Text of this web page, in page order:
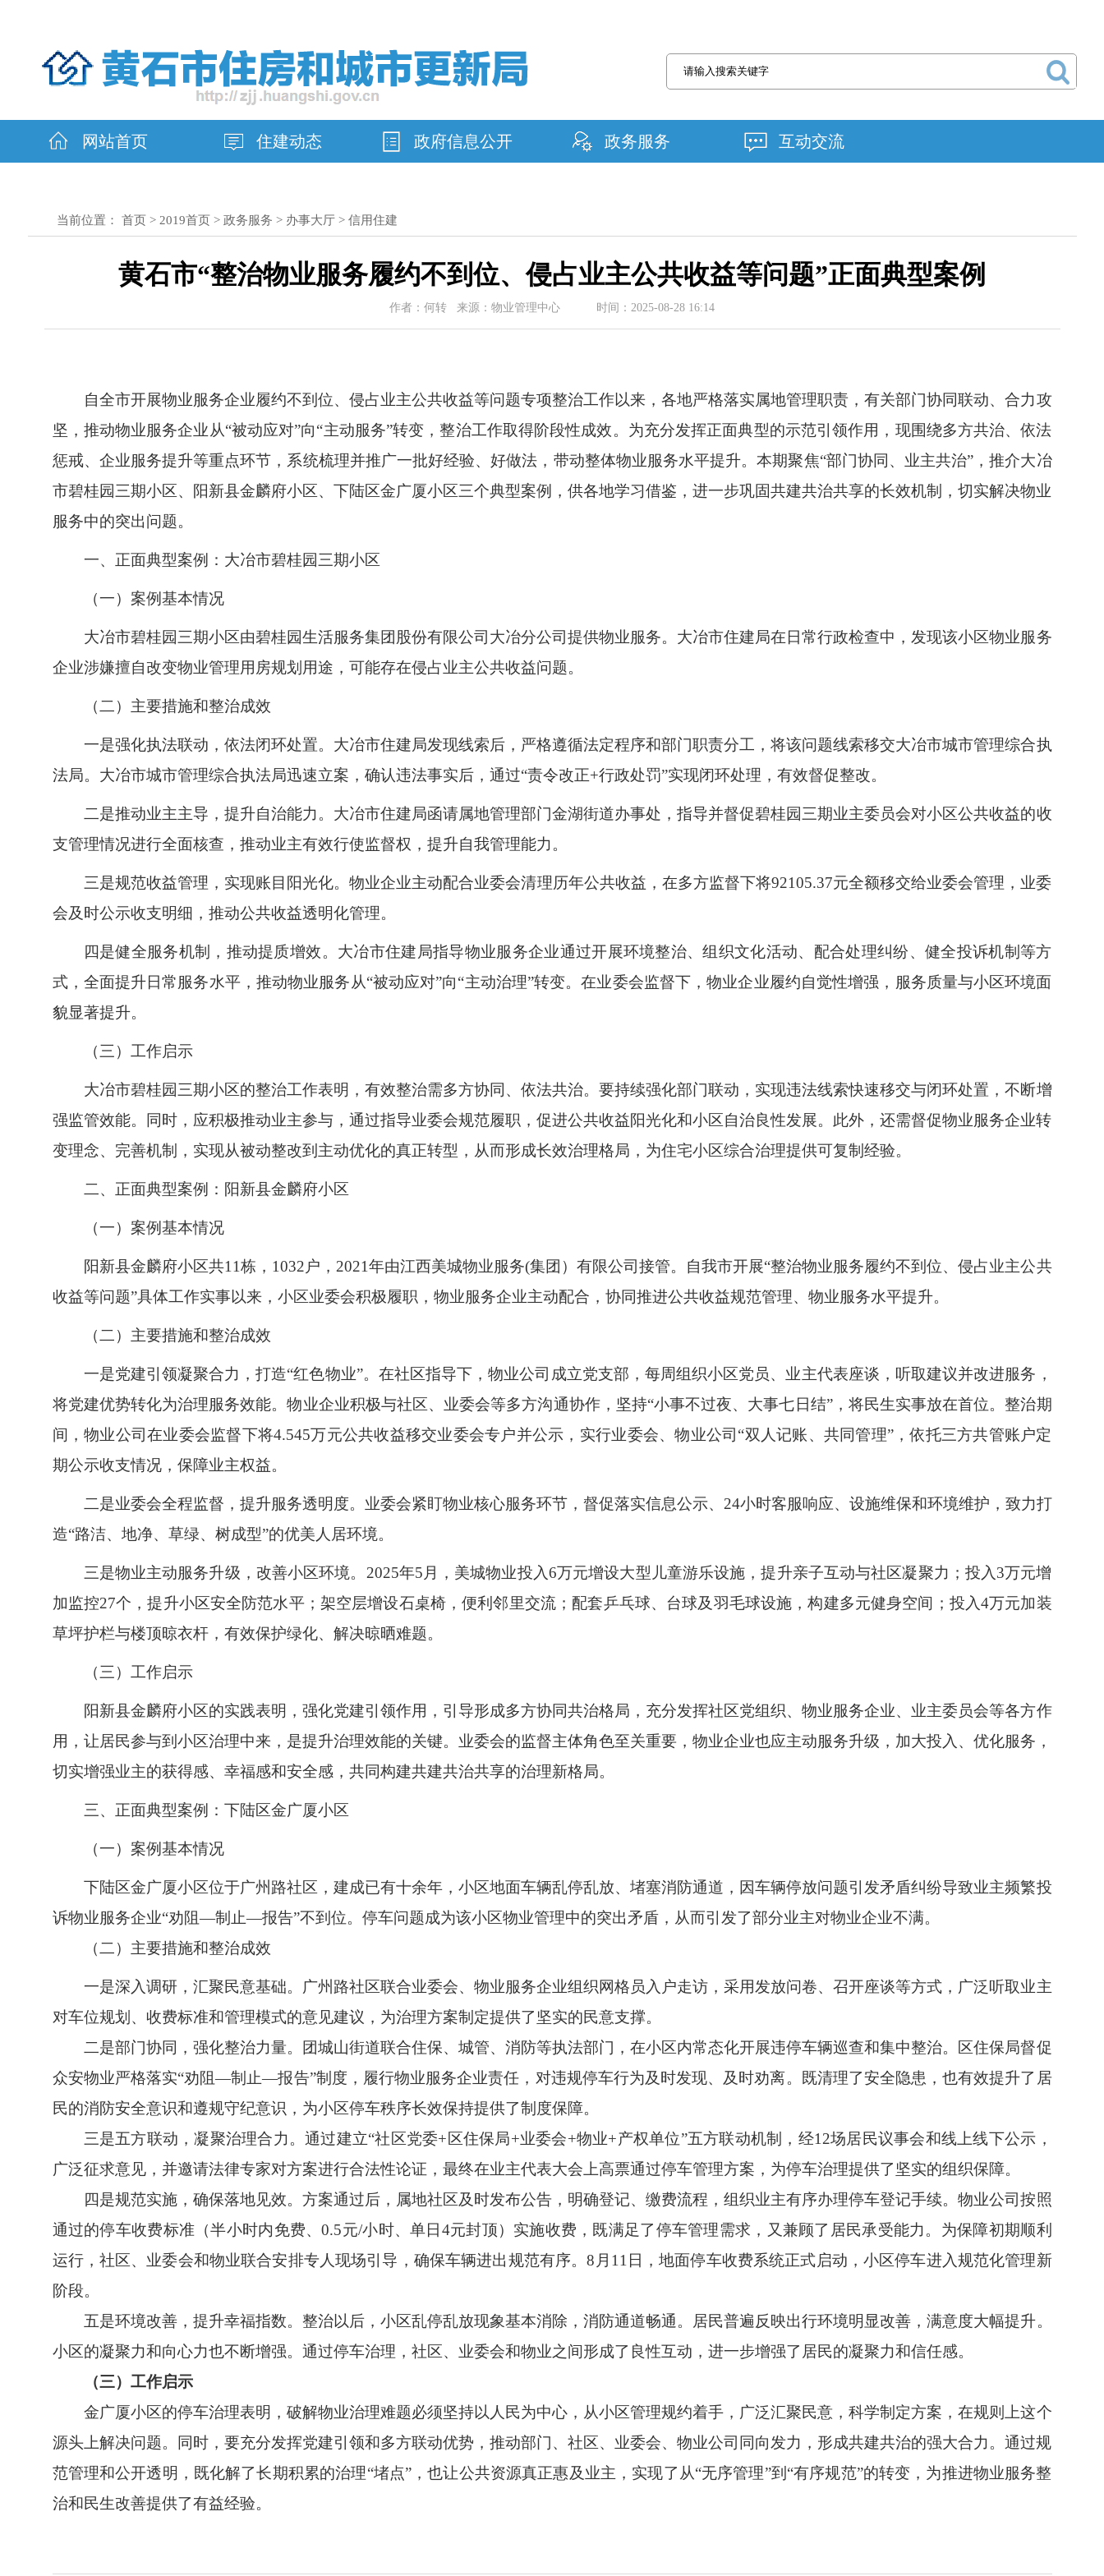
网站首页 住建动态 政府信息公开 政务服务 互动交流
当前位置： 首页> 2019首页> 政务服务 > 办事大厅> 信用住建
黄石市“整治物业服务履约不到位、侵占业主公共收益等问题”正面典型案例
作者：何转 来源：物业管理中心 时间：2025-08-28 16:14
自全市开展物业服务企业履约不到位、侵占业主公共收益等问题专项整治工作以来，各地严格落实属地管理职责，有关部门协同联动、合力攻
坚，推动物业服务企业从“被动应对”向“主动服务”转变，整治工作取得阶段性成效。为充分发挥正面典型的示范引领作用，现围绕多方共治、依法
惩戒、企业服务提升等重点环节，系统梳理并推广一批好经验、好做法，带动整体物业服务水平提升。本期聚焦“部门协同、业主共治”，推介大冶
市碧桂园三期小区、阳新县金麟府小区、下陆区金广厦小区三个典型案例，供各地学习借鉴，进一步巩固共建共治共享的长效机制，切实解决物业
服务中的突出问题。
一、正面典型案例：大冶市碧桂园三期小区
（一）案例基本情况
大冶市碧桂园三期小区由碧桂园生活服务集团股份有限公司大冶分公司提供物业服务。大冶市住建局在日常行政检查中，发现该小区物业服务
企业涉嫌擅自改变物业管理用房规划用途，可能存在侵占业主公共收益问题。
（二）主要措施和整治成效
一是强化执法联动，依法闭环处置。大冶市住建局发现线索后，严格遵循法定程序和部门职责分工，将该问题线索移交大冶市城市管理综合执
法局。大冶市城市管理综合执法局迅速立案，确认违法事实后，通过“责令改正+行政处罚”实现闭环处理，有效督促整改。
二是推动业主主导，提升自治能力。大冶市住建局函请属地管理部门金湖街道办事处，指导并督促碧桂园三期业主委员会对小区公共收益的收
支管理情况进行全面核查，推动业主有效行使监督权，提升自我管理能力。
三是规范收益管理，实现账目阳光化。物业企业主动配合业委会清理历年公共收益，在多方监督下将92105.37元全额移交给业委会管理，业委
会及时公示收支明细，推动公共收益透明化管理。
四是健全服务机制，推动提质增效。大冶市住建局指导物业服务企业通过开展环境整治、组织文化活动、配合处理纠纷、健全投诉机制等方
式，全面提升日常服务水平，推动物业服务从“被动应对”向“主动治理”转变。在业委会监督下，物业企业履约自觉性增强，服务质量与小区环境面
貌显著提升。
（三）工作启示
大冶市碧桂园三期小区的整治工作表明，有效整治需多方协同、依法共治。要持续强化部门联动，实现违法线索快速移交与闭环处置，不断增
强监管效能。同时，应积极推动业主参与，通过指导业委会规范履职，促进公共收益阳光化和小区自治良性发展。此外，还需督促物业服务企业转
变理念、完善机制，实现从被动整改到主动优化的真正转型，从而形成长效治理格局，为住宅小区综合治理提供可复制经验。
二、正面典型案例：阳新县金麟府小区
（一）案例基本情况
阳新县金麟府小区共11栋，1032户，2021年由江西美城物业服务(集团）有限公司接管。自我市开展“整治物业服务履约不到位、侵占业主公共
收益等问题”具体工作实事以来，小区业委会积极履职，物业服务企业主动配合，协同推进公共收益规范管理、物业服务水平提升。
（二）主要措施和整治成效
一是党建引领凝聚合力，打造“红色物业”。在社区指导下，物业公司成立党支部，每周组织小区党员、业主代表座谈，听取建议并改进服务，
将党建优势转化为治理服务效能。物业企业积极与社区、业委会等多方沟通协作，坚持“小事不过夜、大事七日结”，将民生实事放在首位。整治期
间，物业公司在业委会监督下将4.545万元公共收益移交业委会专户并公示，实行业委会、物业公司“双人记账、共同管理”，依托三方共管账户定
期公示收支情况，保障业主权益。
二是业委会全程监督，提升服务透明度。业委会紧盯物业核心服务环节，督促落实信息公示、24小时客服响应、设施维保和环境维护，致力打
造“路洁、地净、草绿、树成型”的优美人居环境。
三是物业主动服务升级，改善小区环境。2025年5月，美城物业投入6万元增设大型儿童游乐设施，提升亲子互动与社区凝聚力；投入3万元增
加监控27个，提升小区安全防范水平；架空层增设石桌椅，便利邻里交流；配套乒乓球、台球及羽毛球设施，构建多元健身空间；投入4万元加装
草坪护栏与楼顶晾衣杆，有效保护绿化、解决晾晒难题。
（三）工作启示
阳新县金麟府小区的实践表明，强化党建引领作用，引导形成多方协同共治格局，充分发挥社区党组织、物业服务企业、业主委员会等各方作
用，让居民参与到小区治理中来，是提升治理效能的关键。业委会的监督主体角色至关重要，物业企业也应主动服务升级，加大投入、优化服务，
切实增强业主的获得感、幸福感和安全感，共同构建共建共治共享的治理新格局。
三、正面典型案例：下陆区金广厦小区
（一）案例基本情况
下陆区金广厦小区位于广州路社区，建成已有十余年，小区地面车辆乱停乱放、堵塞消防通道，因车辆停放问题引发矛盾纠纷导致业主频繁投
诉物业服务企业“劝阻—制止—报告”不到位。停车问题成为该小区物业管理中的突出矛盾，从而引发了部分业主对物业企业不满。
（二）主要措施和整治成效
一是深入调研，汇聚民意基础。广州路社区联合业委会、物业服务企业组织网格员入户走访，采用发放问卷、召开座谈等方式，广泛听取业主
对车位规划、收费标准和管理模式的意见建议，为治理方案制定提供了坚实的民意支撑。
二是部门协同，强化整治力量。团城山街道联合住保、城管、消防等执法部门，在小区内常态化开展违停车辆巡查和集中整治。区住保局督促
众安物业严格落实“劝阻—制止—报告”制度，履行物业服务企业责任，对违规停车行为及时发现、及时劝离。既清理了安全隐患，也有效提升了居
民的消防安全意识和遵规守纪意识，为小区停车秩序长效保持提供了制度保障。
三是五方联动，凝聚治理合力。通过建立“社区党委+区住保局+业委会+物业+产权单位”五方联动机制，经12场居民议事会和线上线下公示，
广泛征求意见，并邀请法律专家对方案进行合法性论证，最终在业主代表大会上高票通过停车管理方案，为停车治理提供了坚实的组织保障。
四是规范实施，确保落地见效。方案通过后，属地社区及时发布公告，明确登记、缴费流程，组织业主有序办理停车登记手续。物业公司按照
通过的停车收费标准（半小时内免费、0.5元/小时、单日4元封顶）实施收费，既满足了停车管理需求，又兼顾了居民承受能力。为保障初期顺利
运行，社区、业委会和物业联合安排专人现场引导，确保车辆进出规范有序。8月11日，地面停车收费系统正式启动，小区停车进入规范化管理新
阶段。
五是环境改善，提升幸福指数。整治以后，小区乱停乱放现象基本消除，消防通道畅通。居民普遍反映出行环境明显改善，满意度大幅提升。
小区的凝聚力和向心力也不断增强。通过停车治理，社区、业委会和物业之间形成了良性互动，进一步增强了居民的凝聚力和信任感。
（三）工作启示
金广厦小区的停车治理表明，破解物业治理难题必须坚持以人民为中心，从小区管理规约着手，广泛汇聚民意，科学制定方案，在规则上这个
源头上解决问题。同时，要充分发挥党建引领和多方联动优势，推动部门、社区、业委会、物业公司同向发力，形成共建共治的强大合力。通过规
范管理和公开透明，既化解了长期积累的治理“堵点”，也让公共资源真正惠及业主，实现了从“无序管理”到“有序规范”的转变，为推进物业服务整
治和民生改善提供了有益经验。